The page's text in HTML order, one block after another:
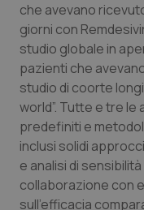
Puglia
Sardegna
Sicilia
Toscana
Umbria
Malattie rare
Malattia di
Neuroscienze
Obesità
Oftalmologia
che avevano
giorni con
studio globale in
pazienti che
studio di coorte
world”. Tutte e tre
predefiniti e
inclusi solidi
e analisi di
collaborazione con
sull’efficacia